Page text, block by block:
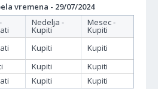
vremena - 29/07/2024
Nedelja -
Kupiti
Mesec -
Kupiti
Kupiti
Kupiti
Kupiti
Kupiti
Kupiti Kupiti